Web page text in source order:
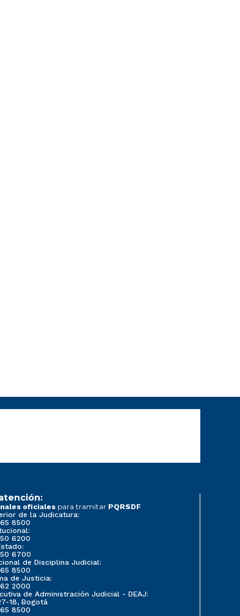
oficiales para tramitar PQRSDF
de la Judicatura:
8500
6200
6700
de Disciplina Judicial:
8500
de Justicia:
2000
de Administración Judicial - DEAJ:
18, Bogotá
8500